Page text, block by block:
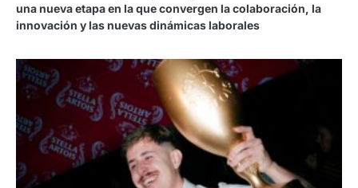
una nueva etapa en la que convergen la colaboración, la
innovación y las nuevas dinámicas laborales